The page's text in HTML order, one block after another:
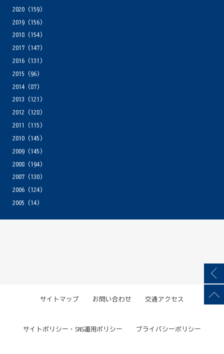
2020(159)
2019(156)
2018(154)
2017(147)
2016(131)
2015 (96)
2014(87)
2013 (121)
2012 (128)
2011
(115)
2010(145)
2009(145)
2008(194)
2007(130)
2006(124)
2005 (14)
サイトマップ お問い合わせ 交通アクセス
サイトポリシー・SNS運用ポリシー プライバシーポリシー